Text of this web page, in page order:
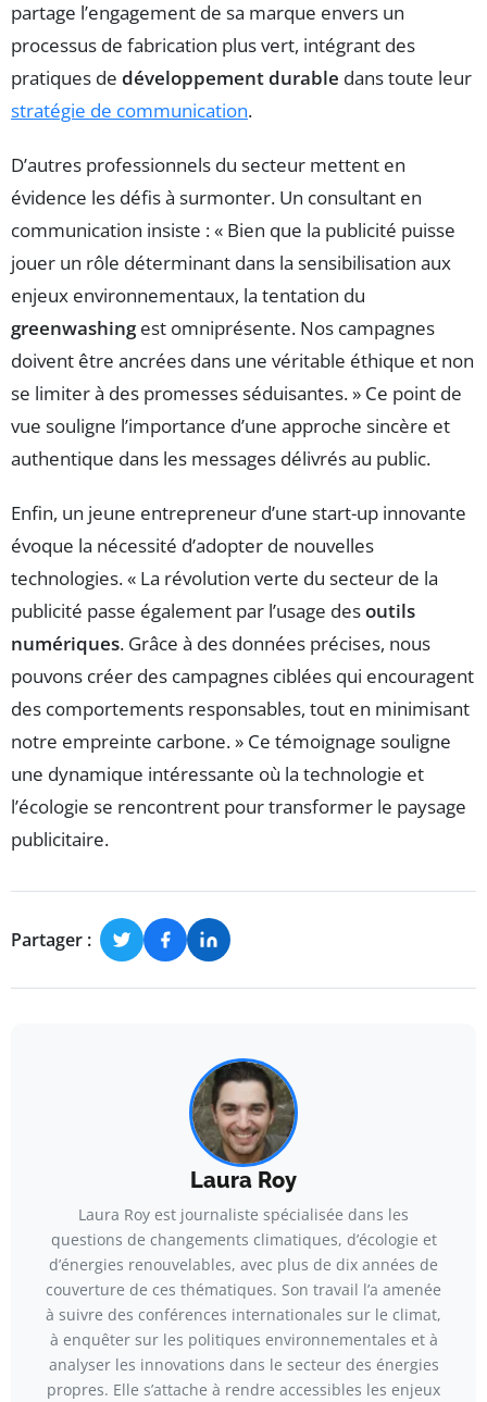
partage l’engagement de sa marque envers un
processus de fabrication plus vert, intégrant des
pratiques de développement durable dans toute leur
stratégie de communication.
D’autres professionnels du secteur mettent en
évidence les défis à surmonter. Un consultant en
communication insiste : « Bien que la publicité puisse
jouer un rôle déterminant dans la sensibilisation aux
enjeux environnementaux, la tentation du
greenwashingest omniprésente. Nos campagnes
doivent être ancrées dans une véritable éthique et non
se limiter à des promesses séduisantes. » Ce point de
vue souligne l’importance d’une approche sincère et
authentique dans les messages délivrés au public.
Enfin, un jeune entrepreneur d’une start-up innovante
évoque la nécessité d’adopter de nouvelles
technologies. « La révolution verte du secteur de la
publicité passe également par l’usage desoutils
numériques. Grâce à des données précises, nous
pouvons créer des campagnes ciblées qui encouragent
des comportements responsables, tout en minimisant
notre empreinte carbone. » Ce témoignage souligne
une dynamique intéressante où la technologie et
l’écologie se rencontrent pour transformer le paysage
publicitaire.
Partager :
Laura Roy
Laura Roy est journaliste spécialisée dans les
questions de changements climatiques, d’écologie et
d’énergies renouvelables, avec plus de dix années de
couverture de ces thématiques. Son travail l’a amenée
à suivre des conférences internationales sur le climat,
à enquêter sur les politiques environnementales et à
analyser les innovations dans le secteur des énergies
propres. Elle s’attache à rendre accessibles les enjeux